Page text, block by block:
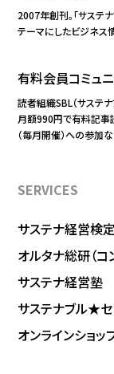
2007年創刊。「サステ
テーマにしたビジネス
有料会員コミュニ
読者組織SBL（サステナ
月額990円で有料記事
（毎月開催）への参加
SERVICES
サステナ経営検定
オルタナ総研（コ
サステナ経営塾
サステナブル★セ
オンラインショッ